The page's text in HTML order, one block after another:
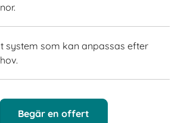
system som kan anpassas efter
Begär en offert